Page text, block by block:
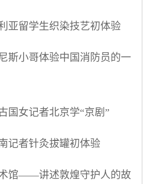
亚留学生织染技艺初体验
斯小哥体验中国消防员的一
国女记者北京学“京剧”
记者针灸拔罐初体验
馆——讲述敦煌守护人的故